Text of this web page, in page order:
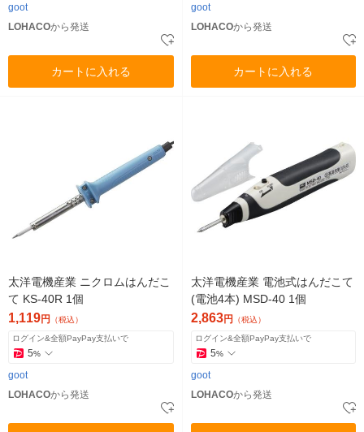
goot
LOHACOから発送
カートに入れる
goot
LOHACOから発送
カートに入れる
太洋電機産業 ニクロムはんだこ
て KS-40R 1個
1,119円 （税込）
ログイン&全額PayPay支払いで
5%
goot
LOHACOから発送
太洋電機産業 電池式はんだこて
(電池4本) MSD-40 1個
2,863円 （税込）
ログイン&全額PayPay支払いで
5%
goot
LOHACOから発送